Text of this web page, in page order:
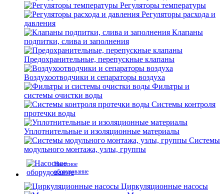
Регуляторы температуры
Регуляторы расхода и
давления
Клапаны
подпитки, слива и заполнения
Предохранительные, перепускные клапаны
Воздухоотводчики и сепараторы воздуха
Фильтры и
системы очистки воды
Системы контроля
протечки воды
Уплотнительные и изоляционные материалы
Системы
модульного монтажа, узлы, группы
Насосное
оборудование
Циркуляционные насосы